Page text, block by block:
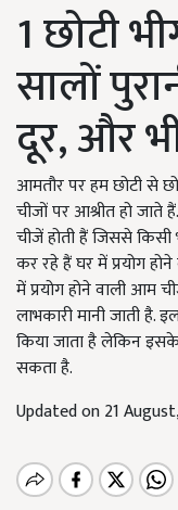
1 छोटी
सालों
दूर, और
आमतौर पर हम छोटी से
चीजों पर आश्रीत हो जाते
चीजें होती हैं जिससे
कर रहे हैं घर में प्रयोग
में प्रयोग होने वाली आम
लाभकारी मानी जाती है.
किया जाता है लेकिन
सकता है.
Updated on 21